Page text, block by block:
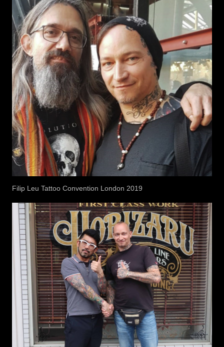
Filip Leu Tattoo Convention London 2019